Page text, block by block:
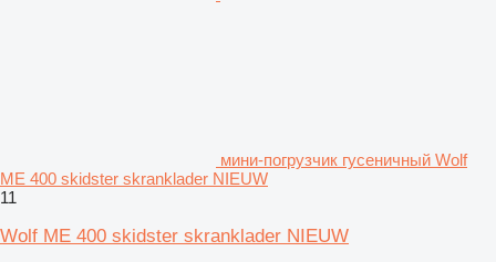
мини-погрузчик гусеничный Wolf
ME 400 skidster skranklader NIEUW
11
Wolf ME 400 skidster skranklader NIEUW